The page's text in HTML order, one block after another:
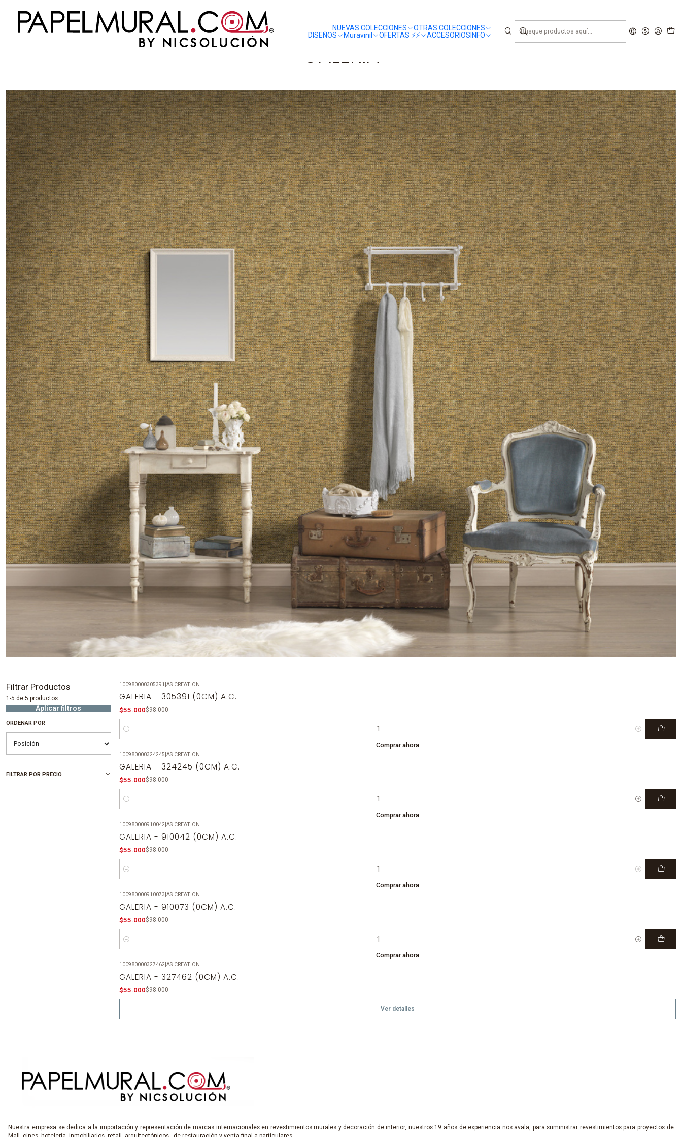
NUEVAS COLECCIONES
OTRAS COLECCIONES
DISEÑOS
Muravinil OFERTAS ⚡️⚡️ ACCESORIOSINFO
Inicio PAPEL MURAL OTRAS COLECCIONES CLASICO
GALERIA
Filtrar Productos
1-5 de 5 productos
Aplicar filtros
ORDENAR POR
FILTRAR POR PRECIO
100980000305391 |AS CREATION
GALERIA - 305391 (0CM) A.C.
$55.000$98.000
Cantidad
Comprar ahora
100980000324245|AS CREATION
GALERIA - 324245 (0CM) A.C.
$55.000$98.000
Cantidad
Comprar ahora
100980000910042|AS CREATION
GALERIA - 910042 (0CM) A.C.
$55.000$98.000
Cantidad
Comprar ahora
100980000910073|AS CREATION
GALERIA - 910073 (0CM) A.C.
$55.000$98.000
Cantidad
Comprar ahora
100980000327462|AS CREATION
GALERIA - 327462 (0CM) A.C.
$55.000$98.000
Ver detalles
Nuestra empresa se dedica a la importación y representación de marcas internacionales en revestimientos murales y decoración de interior, nuestros 19 años de experiencia nos avala, para suministrar revestimientos para proyectos de